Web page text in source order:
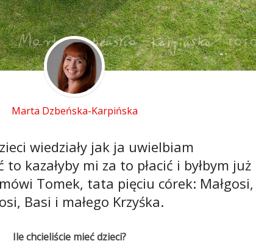
Marta Dzbeńska-Karpińska
wiedziały jak ja uwielbiam
kazałyby mi za to płacić i byłbym już
Tomek, tata pięciu córek: Małgosi,
Basi i małego Krzyśka.
Ile chcieliście mieć dzieci?